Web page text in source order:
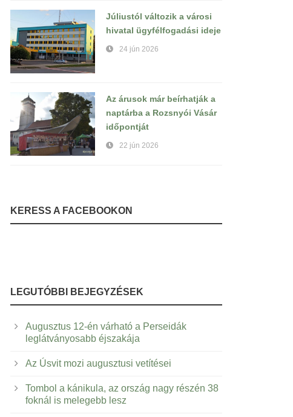
Júliustól változik a városi
hivatal ügyfélfogadási ideje
24 jún 2026
Az árusok már beírhatják a
naptárba a Rozsnyói Vásár
időpontját
22 jún 2026
KERESS A FACEBOOKON
LEGUTÓBBI BEJEGYZÉSEK
Augusztus 12-én várható a Perseidák
leglátványosabb éjszakája
Az Úsvit mozi augusztusi vetítései
Tombol a kánikula, az ország nagy részén 38
foknál is melegebb lesz